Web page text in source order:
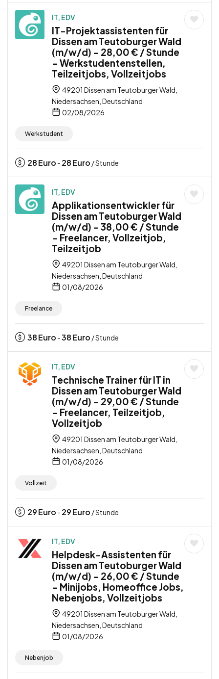
IT, EDV
IT-Projektassistenten für
Dissen am Teutoburger Wald
(m/w/d) – 28,00 € / Stunde
– Werkstudentenstellen,
Teilzeitjobs, Vollzeitjobs
49201 Dissen am Teutoburger Wald,
Niedersachsen, Deutschland
02/08/2026
Werkstudent
28Euro - 28Euro / Stunde
IT, EDV
Applikationsentwickler für
Dissen am Teutoburger Wald
(m/w/d) – 38,00 € / Stunde
– Freelancer, Vollzeitjob,
Teilzeitjob
49201 Dissen am Teutoburger Wald,
Niedersachsen, Deutschland
01/08/2026
Freelance
38Euro -38Euro / Stunde
IT, EDV
Technische Trainer für IT in
Dissen am Teutoburger Wald
(m/w/d) – 29,00 € / Stunde
– Freelancer, Teilzeitjob,
Vollzeitjob
49201 Dissen am Teutoburger Wald,
Niedersachsen, Deutschland
01/08/2026
Vollzeit
29Euro - 29Euro / Stunde
IT, EDV
Helpdesk-Assistenten für
Dissen am Teutoburger Wald
(m/w/d) – 26,00 € / Stunde
– Minijobs, Homeoffice Jobs,
Nebenjobs, Vollzeitjobs
49201 Dissen am Teutoburger Wald,
Niedersachsen, Deutschland
01/08/2026
Nebenjob